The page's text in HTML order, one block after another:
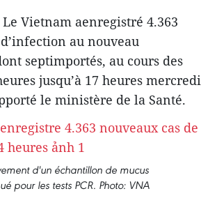
Vietnam aenregistré 4.363
au nouveau
septimportés, au cours des
jusqu’à 17 heures mercredi
le ministère de la Santé.
d'un échantillon de mucus
pour les tests PCR. Photo: VNA